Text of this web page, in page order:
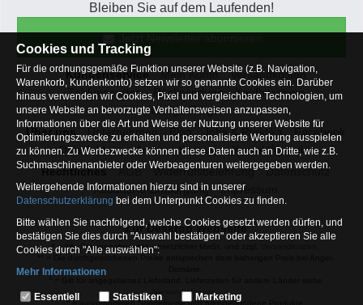
Bleiben Sie auf dem Laufenden!
Kundenservice Mein Konto
Versandkosten
Zahlungsarten
Rücksendung
Kaufberatung
Häufige Fragen
Über uns
Unternehmen Blog Jobs & Praktika
Facebook
Osterfeldsee
Archiv Sitemap
Kontaktformular
Rechtliches
AGB Widerrufsbelehrung
Datenschutz
Altbatterie-Entsorgung
Impressum
Zur Desktop Webseite
* = Alle Preisangaben inkl. gesetzlicher MwSt. und zzgl.
Versandinfoseite.
2= ausgenommen Sonderpeise und preisgebundene Produkte.
Cookies und Tracking
Für die ordnungsgemäße Funktion unserer Website (z.B. Navigation,
Warenkorb, Kundenkonto) setzen wir so genannte Cookies ein. Darüber
hinaus verwenden wir Cookies, Pixel und vergleichbare Technologien, um
unsere Website an bevorzugte Verhaltensweisen anzupassen,
Informationen über die Art und Weise der Nutzung unserer Website für
Optimierungszwecke zu erhalten und personalisierte Werbung ausspielen
zu können. Zu Werbezwecke können diese Daten auch an Dritte, wie z.B.
Suchmaschinenanbieter oder Werbeagenturen weitergegeben werden.
Weitergehende Informationen hierzu sind in unserer
Datenschutzerklärung bei dem Unterpunkt Cookies zu finden.
Bitte wählen Sie nachfolgend, welche Cookies gesetzt werden dürfen, und
bestätigen Sie dies durch "Auswahl bestätigen" oder akzeptieren Sie alle
Cookies durch "Alle auswählen":
Mehr Informationen
Essentiell
Essentiell Statistiken Marketing